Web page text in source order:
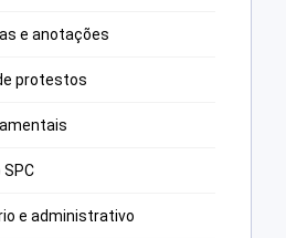
e anotações
protestos
e administrativo